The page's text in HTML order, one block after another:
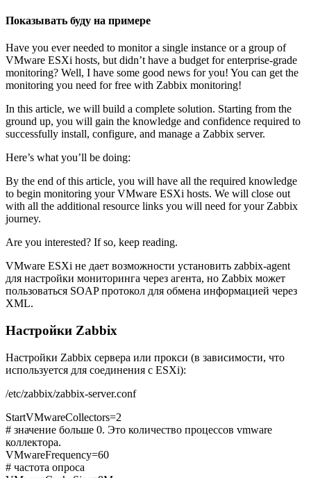
Показывать буду на примере
Have you ever needed to monitor a single instance or a group of
VMware ESXi hosts, but didn’t have a budget for enterprise-grade
monitoring? Well, I have some good news for you! You can get the
monitoring you need for free with Zabbix monitoring!
In this article, we will build a complete solution. Starting from the
ground up, you will gain the knowledge and confidence required to
successfully install, configure, and manage a Zabbix server.
Here’s what you’ll be doing:
By the end of this article, you will have all the required knowledge
to begin monitoring your VMware ESXi hosts. We will close out
with all the additional resource links you will need for your Zabbix
journey.
Are you interested? If so, keep reading.
VMware ESXi не дает возможности установить zabbix-agent
для настройки мониторинга через агента, но Zabbix может
пользоваться SOAP протокол для обмена информацией через
XML.
Настройки Zabbix
Настройки Zabbix сервера или прокси (в зависимости, что
используется для соединения с ESXi):
/etc/zabbix/zabbix-server.conf
StartVMwareCollectors=2
# значение больше 0. Это количество процессов vmware
коллектора.
VMwareFrequency=60
# частота опроса